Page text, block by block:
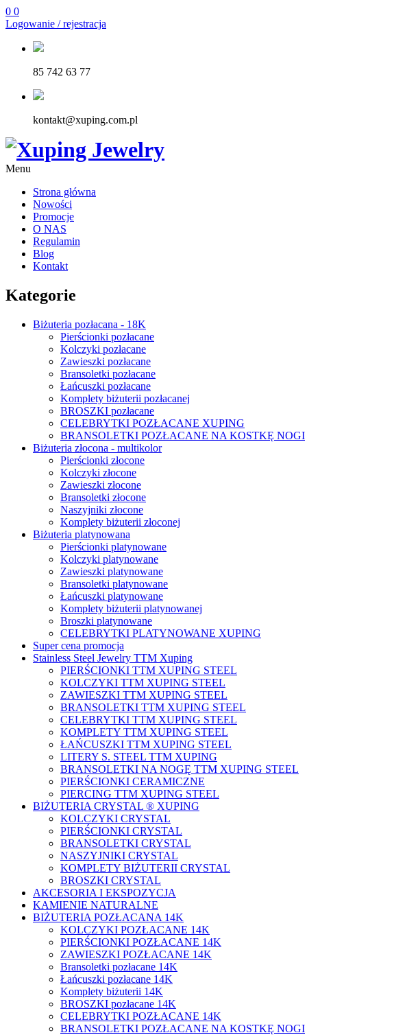
0 0
Logowanie / rejestracja
85 742 63 77
kontakt@xuping.com.pl
Menu
Strona główna
Nowości
Promocje
O NAS
Regulamin
Blog
Kontakt
Kategorie
Biżuteria pozłacana - 18K
Pierścionki pozłacane
Kolczyki pozłacane
Zawieszki pozłacane
Bransoletki pozłacane
Łańcuszki pozłacane
Komplety biżuterii pozłacanej
BROSZKI pozłacane
CELEBRYTKI POZŁACANE XUPING
BRANSOLETKI POZŁACANE NA KOSTKĘ NOGI
Biżuteria złocona - multikolor
Pierścionki złocone
Kolczyki złocone
Zawieszki złocone
Bransoletki złocone
Naszyjniki złocone
Komplety biżuterii złoconej
Biżuteria platynowana
Pierścionki platynowane
Kolczyki platynowane
Zawieszki platynowane
Bransoletki platynowane
Łańcuszki platynowane
Komplety biżuterii platynowanej
Broszki platynowane
CELEBRYTKI PLATYNOWANE XUPING
Super cena promocja
Stainless Steel Jewelry TTM Xuping
PIERŚCIONKI TTM XUPING STEEL
KOLCZYKI TTM XUPING STEEL
ZAWIESZKI TTM XUPING STEEL
BRANSOLETKI TTM XUPING STEEL
CELEBRYTKI TTM XUPING STEEL
KOMPLETY TTM XUPING STEEL
ŁAŃCUSZKI TTM XUPING STEEL
LITERY S. STEEL TTM XUPING
BRANSOLETKI NA NOGĘ TTM XUPING STEEL
PIERŚCIONKI CERAMICZNE
PIERCING TTM XUPING STEEL
BIŻUTERIA CRYSTAL ® XUPING
KOLCZYKI CRYSTAL
PIERŚCIONKI CRYSTAL
BRANSOLETKI CRYSTAL
NASZYJNIKI CRYSTAL
KOMPLETY BIŻUTERII CRYSTAL
BROSZKI CRYSTAL
AKCESORIA I EKSPOZYCJA
KAMIENIE NATURALNE
BIŻUTERIA POZŁACANA 14K
KOLCZYKI POZŁACANE 14K
PIERŚCIONKI POZŁACANE 14K
ZAWIESZKI POZŁACANE 14K
Bransoletki pozłacane 14K
Łańcuszki pozłacane 14K
Komplety biżuterii 14K
BROSZKI pozłacane 14K
CELEBRYTKI POZŁACANE 14K
BRANSOLETKI POZŁACANE NA KOSTKĘ NOGI